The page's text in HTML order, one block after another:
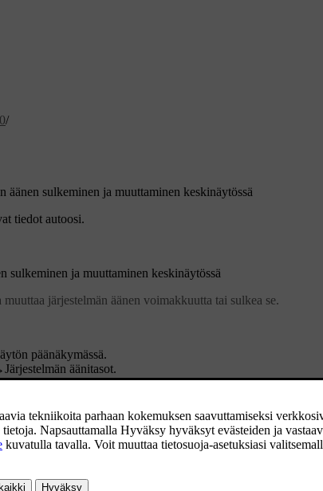
/
äänen sulkeminen ja muuttaminen keskinäytössä
tiedot autoosi.
sulkeminen ja muuttaminen keskinäytössä
järjestelmän äänen voimakkuutta tai sulkea se.
päänäkymässä.
Järjestelmän äänitasot.
Kosketusäänet, jos haluatte muuttaa näytön painamiseen